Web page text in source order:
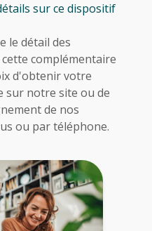
sur ce dispositif
le détail des
complémentaire
d'obtenir votre
sur notre site ou de
de nos
ou par téléphone.